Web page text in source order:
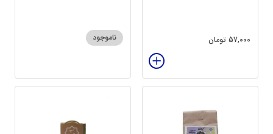
57,000 تومان ناموجود